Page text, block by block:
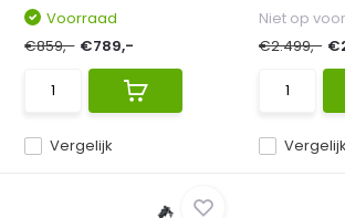
Vergelijk
Voorraad
€859,- €789,-
Vergelijk
Niet op
€2.499,-